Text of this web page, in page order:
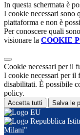
In questa schermata è
I cookie necessari sono
piattaforma e non è
Per conoscere quali
visionare la COOKIE
Cookie necessari per il
I cookie necessari per il
disabilitati. È possibile
policy.
Accetta tutti Salva le
Milani"